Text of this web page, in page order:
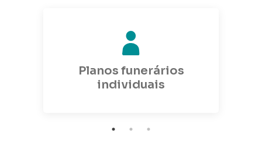
Planos funerários
individuais